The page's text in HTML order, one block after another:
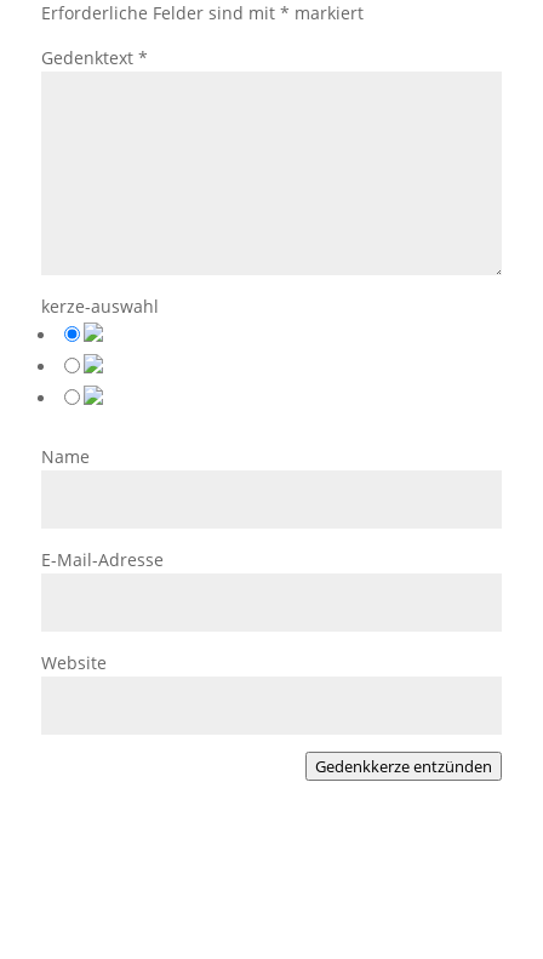
Erforderliche Felder sind mit * markiert
Gedenktext *
kerze-auswahl
Name
E-Mail-Adresse
Website
Gedenkkerze entzünden